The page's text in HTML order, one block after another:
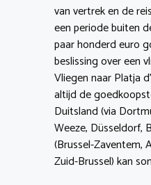
van vertrek en de
een periode buiten
paar honderd euro
beslissing over een
Vliegen naar Platja
altijd de
Duitsland (via
Weeze, Düsseldorf,
(Brussel-Zaventem,
Zuid-Brussel) kan